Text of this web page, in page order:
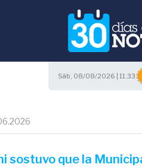
Sáb, 08/08/2026 | 11:33
sostuvo que la